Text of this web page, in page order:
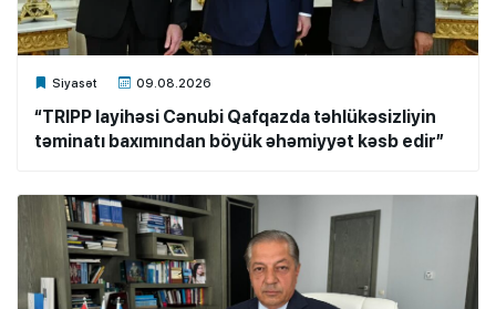
Siyasət 09.08.2026
Xalq.Online
“TRIPP layihəsi Cənubi Qafqazda təhlükəsizliyin
təminatı baxımından böyük əhəmiyyət kəsb edir”